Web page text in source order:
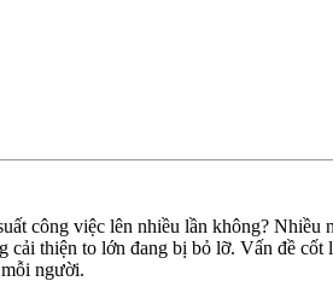
công việc lên nhiều lần không?
thiện to lớn đang bị bỏ lỡ. Vấn đề
người.